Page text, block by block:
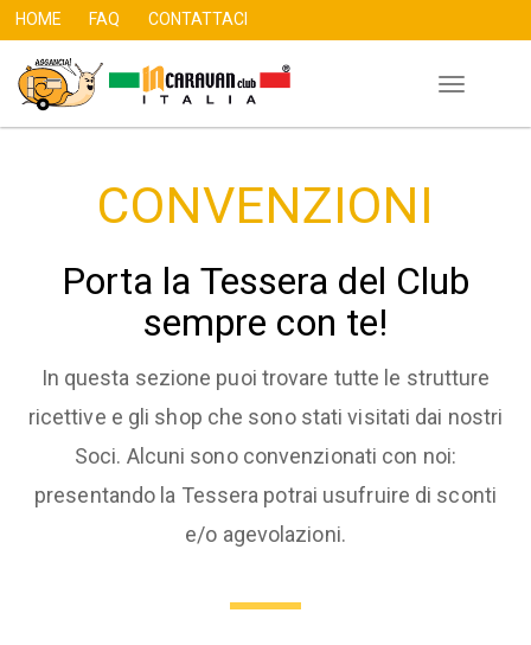
Skip
to
HOME FAQ CONTATTACI
Toggle
CONVENZIONI
Porta la Tessera del Club
sempre con te!
In questa sezione puoi trovare tutte le strutture
ricettive e gli shop che sono stati visitati dai nostri
Soci. Alcuni sono convenzionati con noi:
presentando la Tessera potrai usufruire di sconti
e/o agevolazioni.